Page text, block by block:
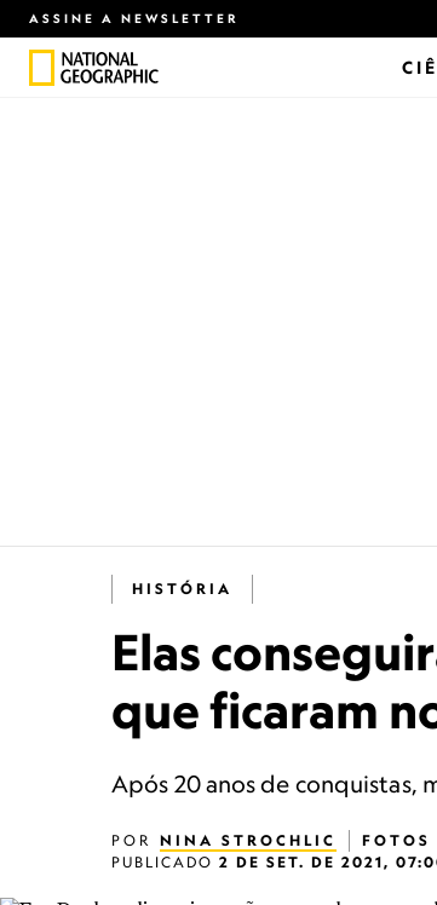
ASSINE A NEWSLETTER
HISTÓRIA
Elas
que ficaram
Após 20 anos de conquistas,
POR NINA STROCHLIC FOTOS
PUBLICADO 2 DE SET. DE 2021,